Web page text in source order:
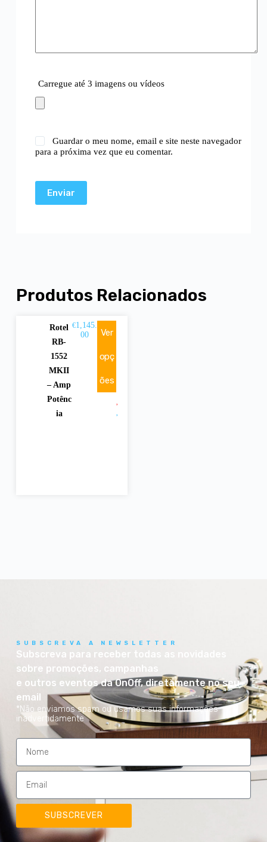
Carregue até 3 imagens ou vídeos
Guardar o meu nome, email e site neste navegador
para a próxima vez que eu comentar.
Enviar
Produtos Relacionados
Rotel
RB-
1552
MKII
– Amp
Potênc
ia
€1,145.
00
Ver
opç
ões
SUBSCREVA A NEWSLETTER
Subscreva para receber todas as novidades
sobre promoções, campanhas
e outros eventos da OnOff, diretamente no seu
email
*Não enviamos spam ou usamos suas informações
inadvertidamente
SUBSCREVER